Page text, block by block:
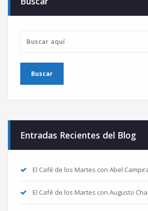
Entradas Recientes del Blog
El Café de los Martes con Abel
El Café de los Martes con Augusto